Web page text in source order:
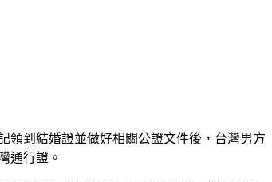
領到結婚證並做好相關公證文件後，台灣男方
通行證。